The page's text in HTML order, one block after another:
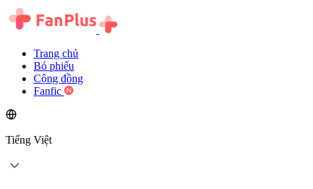
Trang chủ
Bỏ phiếu
Cộng đồng
Fanfic
Tiếng Việt